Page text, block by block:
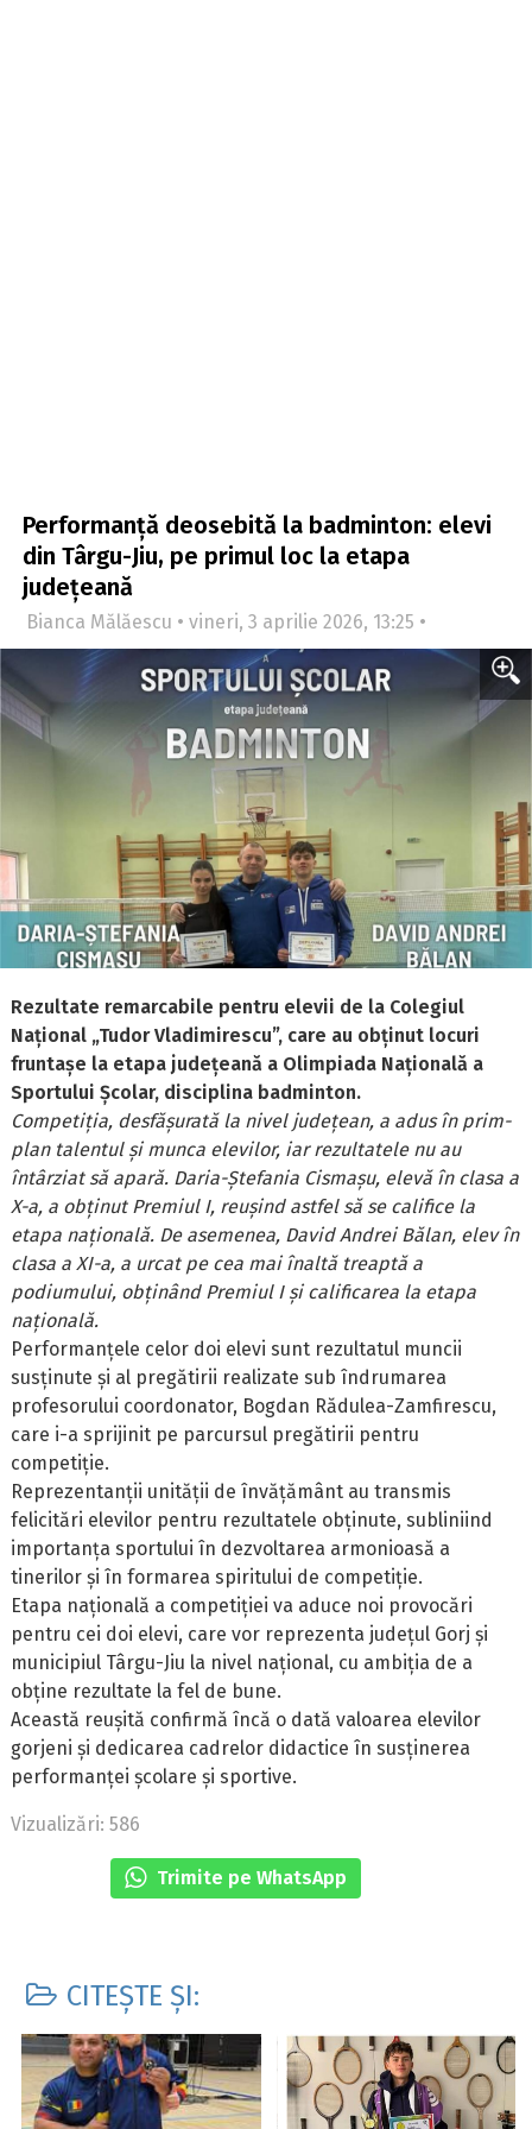
Performanță deosebită la badminton: elevi
din Târgu-Jiu, pe primul loc la etapa
județeană
Bianca Mălăescu • vineri, 3 aprilie 2026, 13:25 •
Rezultate remarcabile pentru elevii de la Colegiul
Național „Tudor Vladimirescu”, care au obținut locuri
fruntașe la etapa județeană a Olimpiada Națională a
Sportului Școlar, disciplina badminton.
Competiția, desfășurată la nivel județean, a adus în prim-
plan talentul și munca elevilor, iar rezultatele nu au
întârziat să apară. Daria-Ștefania Cismașu, elevă în clasa a
X-a, a obținut Premiul I, reușind astfel să se califice la
etapa națională. De asemenea, David Andrei Bălan, elev în
clasa a XI-a, a urcat pe cea mai înaltă treaptă a
podiumului, obținând Premiul I și calificarea la etapa
națională.
Performanțele celor doi elevi sunt rezultatul muncii
susținute și al pregătirii realizate sub îndrumarea
profesorului coordonator, Bogdan Rădulea-Zamfirescu,
care i-a sprijinit pe parcursul pregătirii pentru
competiție.
Reprezentanții unității de învățământ au transmis
felicitări elevilor pentru rezultatele obținute, subliniind
importanța sportului în dezvoltarea armonioasă a
tinerilor și în formarea spiritului de competiție.
Etapa națională a competiției va aduce noi provocări
pentru cei doi elevi, care vor reprezenta județul Gorj și
municipiul Târgu-Jiu la nivel național, cu ambiția de a
obține rezultate la fel de bune.
Această reușită confirmă încă o dată valoarea elevilor
gorjeni și dedicarea cadrelor didactice în susținerea
performanței școlare și sportive.
Vizualizări: 586
Trimite pe WhatsApp
CITEȘTE ȘI: